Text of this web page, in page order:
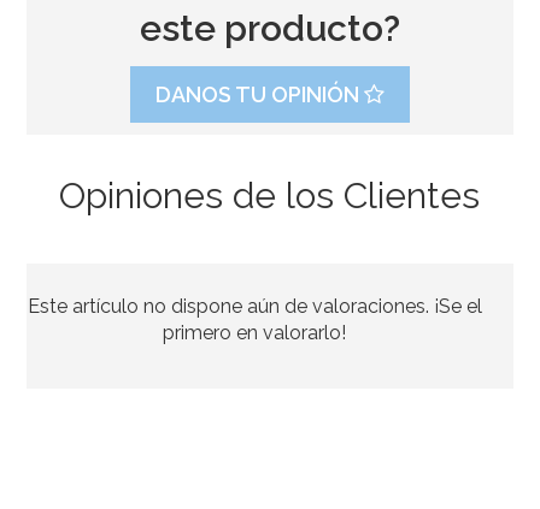
6,95€
este producto?
DANOS TU OPINIÓN
Opiniones de los Clientes
Este artículo no dispone aún de valoraciones. ¡Se el
primero en valorarlo!